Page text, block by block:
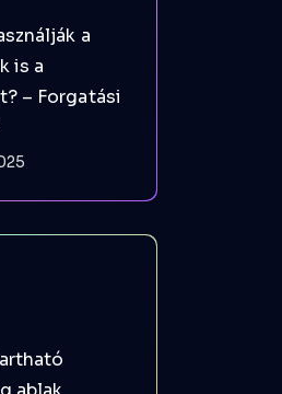
a
is a
– Forgatási